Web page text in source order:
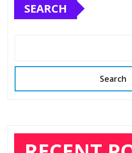
SEARCH
Search